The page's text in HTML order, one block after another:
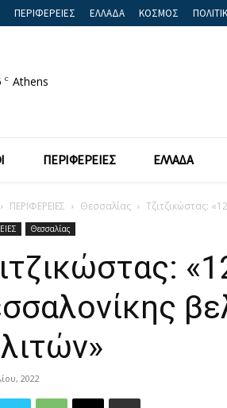
ΠΕΡΙΦΕΡΕΙΕΣ ΕΛΛΑΔΑ ΚΟΣΜΟΣ
C Athens
ΠΕΡΙΦΕΡΕΙΕΣ ΕΛΛΑΔΑ
ΠΕΡΙΦΕΡΕΙΕΣ Θεσσαλίας Τζιτζικώστας:
Θεσσαλίας
2022